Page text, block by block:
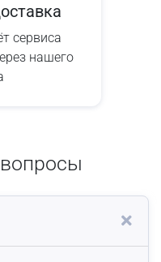
сервиса
нашего